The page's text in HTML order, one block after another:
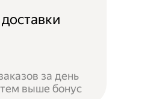
за день
выше бонус